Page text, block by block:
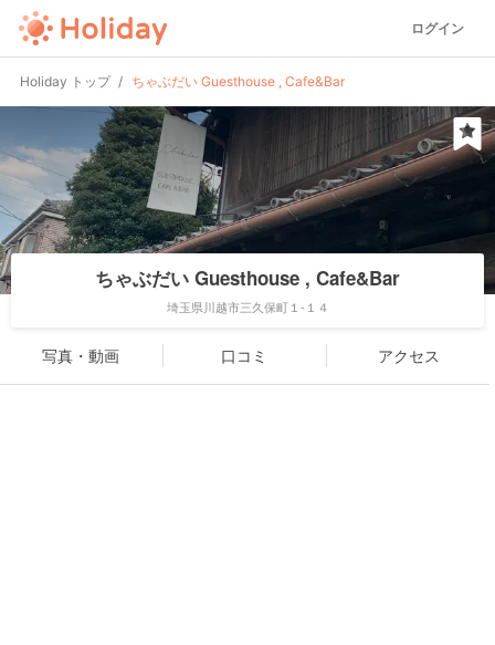
ログイン
Holiday トップ ちゃぶだい Guesthouse , Cafe&Bar
ちゃぶだい Guesthouse , Cafe&Bar
埼玉県川越市三久保町１-１４
写真・動画 口コミ アクセス